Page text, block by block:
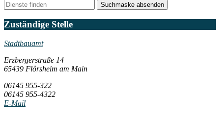
Suchmaske absenden
Zuständige Stelle
Stadtbauamt
Erzbergerstraße 14
65439 Flörsheim am Main
06145 955-322
06145 955-4322
E-Mail